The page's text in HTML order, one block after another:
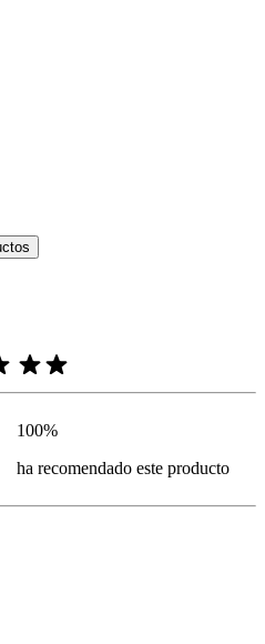
y cumplen con la política de
de reseñas de productos y
100%
ha recomendado este producto